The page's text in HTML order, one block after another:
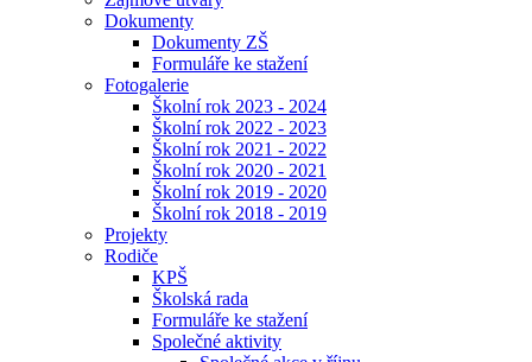
Dokumenty
Dokumenty ZŠ
Formuláře ke stažení
Fotogalerie
Školní rok 2023 - 2024
Školní rok 2022 - 2023
Školní rok 2021 - 2022
Školní rok 2020 - 2021
Školní rok 2019 - 2020
Školní rok 2018 - 2019
Projekty
Rodiče
KPŠ
Školská rada
Formuláře ke stažení
Společné aktivity